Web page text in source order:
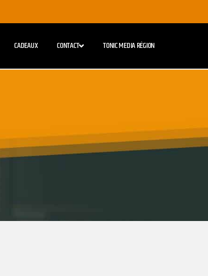
CADEAUX CONTACT TONIC MEDIA RÉGION